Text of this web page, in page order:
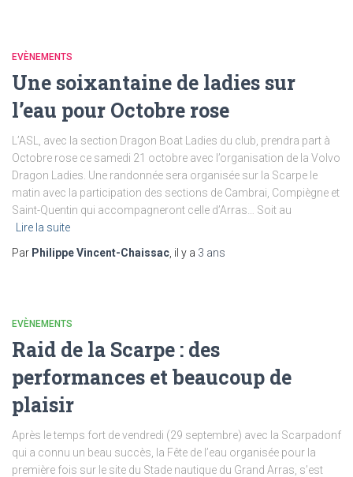
EVÈNEMENTS
Une soixantaine de ladies sur
l’eau pour Octobre rose
L’ASL, avec la section Dragon Boat Ladies du club, prendra part à
Octobre rose ce samedi 21 octobre avec l’organisation de la Volvo
Dragon Ladies. Une randonnée sera organisée sur la Scarpe le
matin avec la participation des sections de Cambrai, Compiègne et
Saint-Quentin qui accompagneront celle d’Arras… Soit au
Lire la suite
Par Philippe Vincent-Chaissac , il y a 3 ans
EVÈNEMENTS
Raid de la Scarpe : des
performances et beaucoup de
plaisir
Après le temps fort de vendredi (29 septembre) avec la Scarpadonf
qui a connu un beau succès, la Fête de l’eau organisée pour la
première fois sur le site du Stade nautique du Grand Arras, s’est